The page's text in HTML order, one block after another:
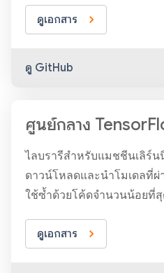
ดูเอกสาร
ดู GitHub
ศูนย์กลาง
ไลบรารีสำหรับแมชชีนเลิร์น
ดาวน์โหลดและนำโมเดลที่
ใช้ซ้ำด้วยโค้ดจำนวนน้อยที่
ดูเอกสาร